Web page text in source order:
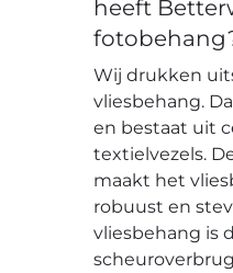
heeft
Wij drukken
vliesbehang.
en bestaat uit
textielvezels.
maakt het
robuust en
vliesbehang is